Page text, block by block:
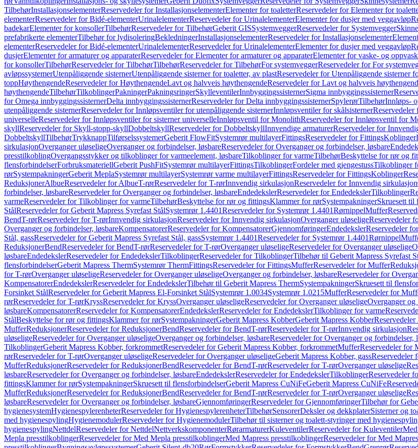
TilbehørInstallasjonselementerReservedeler for InstallasjonselementerElementer for toaletterReservedeler for Elementer for
elementerReservedeler for Bidé-elementerUrinalelementerReservedeler for UrinalelementerElementer for dusjer med veggavløp
badekarElementer for konsollerTilbehørReservedeler for TilbehørGeberit GISSystemveggerReservedeler for Systemvegger
prefabrikerte elementerTilbehør for lydisoleringBekledningerInstallasjonselementerReservedeler for Installasjonselementer
elementerReservedeler for Bidé-elementerUrinalelementerReservedeler for UrinalelementerElementer for dusjer med veggavløp
dusjerElementer for armaturer og apparaterReservedeler for Elementer for armaturer og apparaterElementer for vaske- og
for konsollerTilbehørReservedeler for TilbehørTilbehørReservedeler for TilbehørFor systemveggerReservedeler for For
avløpssystemerUtenpåliggende sisternerUtenpåliggende sisterner for toaletter, av plastReservedeler for Utenpåliggende sisterner
toppHøythengendeReservedeler for HøythengendeLavt og halvveis høythengendeReservedeler for Lavt og halvveis
høythengendeTilbehørTilkoblingerPakningerPakningsringerSkylleventilerInnbyggingssisternerSigma innbyggingssisterner
for Omega innbyggingssisternerDelta innbyggingssisternerReservedeler for Delta innbyggingssisternerSpylerørTilbehørInnløps-
utenpåliggende sisternerReservedeler for Innløpsventiler for utenpåliggende sisternerInnløpsventiler for skålsisterner
universelleReservedeler for Innløpsventiler for sisterner universelleInnløpsventil for MonolithReservedeler for Innløpsventil for
skyllReservedeler for Skyll-stopp-skyllDobbeltskyllReservedeler for DobbeltskyllInnvendige armaturerReservedeler for
DobbeltskyllTilbehørTrykknappTilførselssystemerGeberit FlowFitSystemrør multilayerFittingsReservedeler for FittingsKoblinger
sirkulasjonOverganger uløseligeOverganger og forbindelser, løsbareReservedeler for Overganger og forbindelser, løsbare
presstilkoblingOvergangsstykker og tilkoblinger for varmeelement, løsbareTilkoblinger for varmeTilbehørBeskyttelse for rør og
flensforbindelserForbruksmateriellGeberit PushFitSystemrør multilayerFittingsTilkoblingerFordeler med gjengestussTilkoblinger
rørSystempakningerGeberit MeplaSystemrør multilayerSystemrør varme multilayerFittingsReservedeler for FittingsKoblinger
ReduksjonerAlbueReservedeler for AlbueT-rørReservedeler for T-rørInnvendig sirkulasjonReservedeler for Innvendig sirkulasjon
forbindelser, løsbareReservedeler for Overganger og forbindelser, løsbareEndedekslerReservedeler for EndedekslerTilkoblinger
varmeReservedeler for Tilkoblinger for varmeTilbehørBeskyttelse for rør og fittingsKlammer for rørSystempakningerSkruesett til
StålReservedeler for Geberit Mapress Syrefast StålSystemrør 1.4401Reservedeler for Systemrør 1.4401RørnippelMuffer
BendT-rørReservedeler for T-rørInnvendig sirkulasjonReservedeler for Innvendig sirkulasjonOverganger uløseligeReservedeler
Overganger og forbindelser, løsbareKompensatorerReservedeler for KompensatorerGjennomføringerEndedekslerReservedeler
Stål, gassReservedeler for Geberit Mapress Syrefast Stål, gassSystemrør 1.4401Reservedeler for Systemrør 1.4401Rørnippel
ReduksjonerBendReservedeler for BendT-rørReservedeler for T-rørOverganger uløseligeReservedeler for Overganger uløselige
løsbareEndedekslerReservedeler for EndedekslerTilkoblingerReservedeler for TilkoblingerTilbehør til Geberit Mapress Syrefast
flensforbindelserGeberit Mapress ThermSystemrør ThermFittingsReservedeler for FittingsMufferReservedeler for Muffer
for T-rørOverganger uløseligeReservedeler for Overganger uløseligeOverganger og forbindelser, løsbareReservedeler for
KompensatorerEndedekslerReservedeler for EndedekslerTilbehør til Geberit Mapress ThermSystempakningerSkruesett til
Forsinket StålReservedeler for Geberit Mapress El-Forsinket StålSystemrør 1.0034Systemrør 1.0215MufferReservedeler for
rørReservedeler for T-rørKryssReservedeler for KryssOverganger uløseligeReservedeler for Overganger uløseligeOverganger og
løsbareKompensatorerReservedeler for KompensatorerEndedekslerReservedeler for EndedekslerTilkoblinger for varme
StålBeskyttelse for rør og fittingsKlammer for rørSystempakningerGeberit Mapress KobberGeberit Mapress Kobber
MufferReduksjonerReservedeler for ReduksjonerBendReservedeler for BendT-rørReservedeler for T-rørInnvendig sirkulasjon
uløseligeReservedeler for Overganger uløseligeOverganger og forbindelser, løsbareReservedeler for Overganger og forbindelser,
TilkoblingerGeberit Mapress Kobber, forkrommetReservedeler for Geberit Mapress Kobber, forkrommetMufferReservedeler for
rørReservedeler for T-rørOverganger uløseligeReservedeler for Overganger uløseligeGeberit Mapress Kobber, gassReservedeler
MufferReduksjonerReservedeler for ReduksjonerBendReservedeler for BendT-rørReservedeler for T-rørOverganger uløselige
løsbareReservedeler for Overganger og forbindelser, løsbareEndedekslerReservedeler for EndedekslerTilkoblingerReservedeler
fittingsKlammer for rørSystempakningerSkruesett til flensforbindelserGeberit Mapress CuNiFeGeberit Mapress CuNiFe
MufferReduksjonerReservedeler for ReduksjonerBendReservedeler for BendT-rørReservedeler for T-rørOverganger uløselige
løsbareReservedeler for Overganger og forbindelser, løsbareGjennomføringerReservedeler for GjennomføringerTilbehør for
hygienesystemHygienespylerenheterReservedeler for HygienespylerenheterTilbehørSensorerDeksler og dekkplaterSisterner og
med hygienespylingHygienemodulerReservedeler for HygienemodulerTilbehør til sisterner og toalett-styringer med
hygienespylingNettdelReservedeler for NettdelNettverkskomponenterRørarmaturerKuleventilerReservedeler for Kuleventiler
Mepla presstilkoblingerReservedeler for Med Mepla presstilkoblingerMed Mapress presstilkoblingerReservedeler for Med